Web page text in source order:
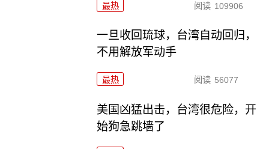
最热 阅读 109906
一旦收回琉球，台湾自动回归，
不用解放军动手
最热 阅读 56077
美国凶猛出击，台湾很危险，开
始狗急跳墙了